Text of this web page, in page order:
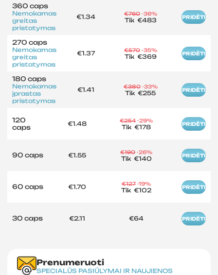
360 caps
Nemokamas
greitas
pristatymas
€1.34 €760 -36%
Tik €483 PRIDĖTI
270 caps
Nemokamas
greitas
pristatymas
€1.37 €570 -35%
Tik €369 PRIDĖTI
180 caps
Nemokamas
įprastas
pristatymas
€1.41 €380 -33%
Tik€255 PRIDĖTI
120
caps
€1.48 €254 -29%
Tik€178 PRIDĖTI
90 caps €1.55 €190 -26%
Tik €140 PRIDĖTI
60 caps €1.70 €127 -19%
Tik€102 PRIDĖTI
30 caps €2.11 €64 PRIDĖTI
Prenumeruoti
SPECIALŪS PASIŪLYMAI IR NAUJIENOS